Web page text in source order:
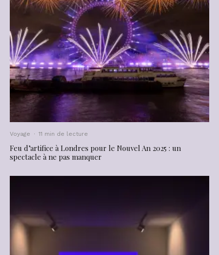
Voyage · 11 min de lecture
Feu d’artifice à Londres pour le Nouvel An 2025 : un
spectacle à ne pas manquer